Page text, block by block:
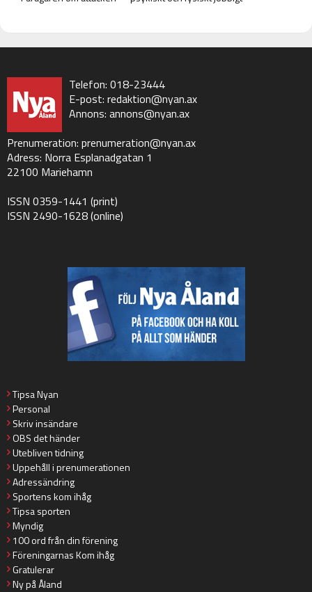
Telefon: 018-23444
E-post: redaktion@nyan.ax
Annons: annons@nyan.ax
Prenumeration: prenumeration@nyan.ax
Adress: Norra Esplanadgatan 1
22100 Mariehamn
ISSN 0359-1441 (print)
ISSN 2490-1628 (online)
Tipsa Nyan
Personal
Skriv insändare
OBS det händer
Utebliven tidning
Uppehåll i prenumerationen
Adressändring
Sportens kom ihåg
Tipsa sporten
Myndig
100 ord från din förening
Föreningarnas Kom ihåg
Gratulerar
Ny på Åland